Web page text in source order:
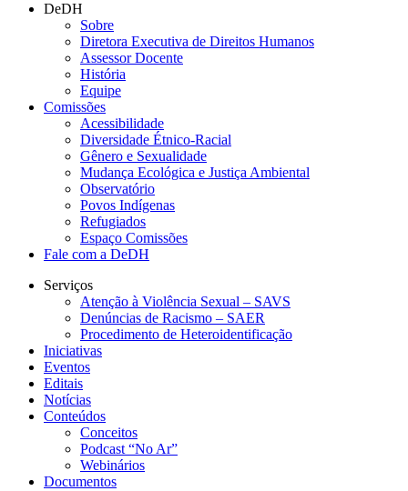
DeDH
Sobre
Diretora Executiva de Direitos Humanos
Assessor Docente
História
Equipe
Comissões
Acessibilidade
Diversidade Étnico-Racial
Gênero e Sexualidade
Mudança Ecológica e Justiça Ambiental
Observatório
Povos Indígenas
Refugiados
Espaço Comissões
Fale com a DeDH
Serviços
Atenção à Violência Sexual – SAVS
Denúncias de Racismo – SAER
Procedimento de Heteroidentificação
Iniciativas
Eventos
Editais
Notícias
Conteúdos
Conceitos
Podcast “No Ar”
Webinários
Documentos